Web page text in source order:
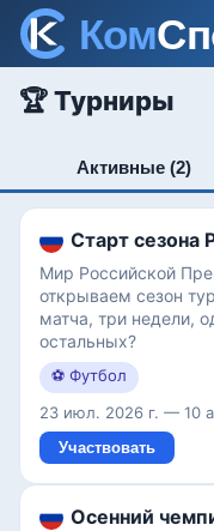
🏆 Турниры
Активные (2)
Старт сезона
Мир Российской
открываем сезон
матча, три недели,
остальных?
⚽ Футбол
23 июл. 2026 г. — 10
Участвовать
Осенний